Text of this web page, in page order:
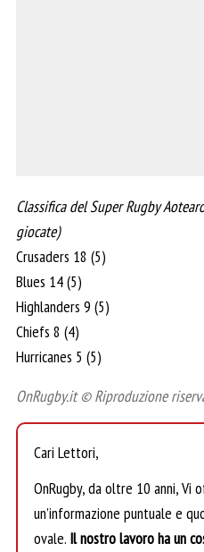
Classifica del Super Rugby
giocate)
Crusaders 18 (5)
Blues 14 (5)
Highlanders 9 (5)
Chiefs 8 (4)
Hurricanes 5 (5)
OnRugby.it © Riproduzione
Cari Lettori,
OnRugby, da oltre 10 anni, Vi
un’informazione puntuale e
ovale. Il nostro lavoro ha un